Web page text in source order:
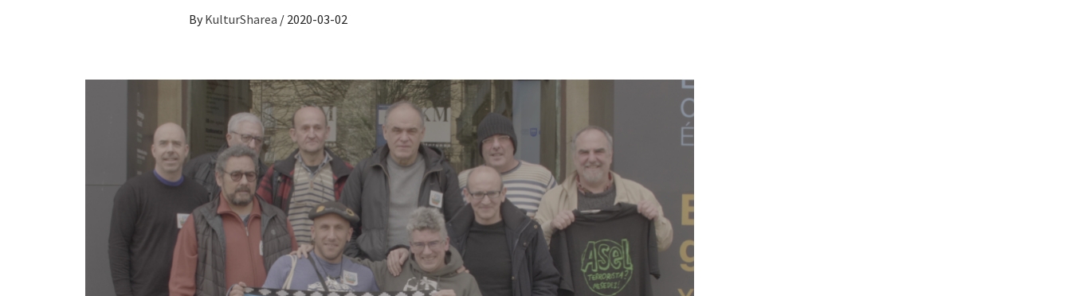
By KulturSharea / 2020-03-02